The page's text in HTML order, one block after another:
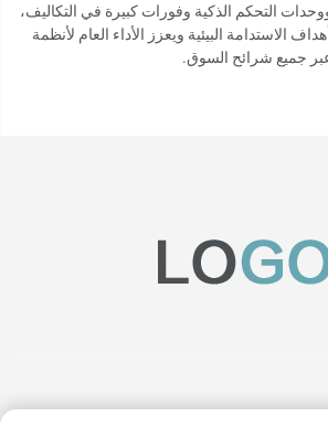
التحكم الذكية وفورات كبيرة في التكاليف،
الاستدامة البيئية ويعزز الأداء العام لأنظمة
جميع شرائح السوق.